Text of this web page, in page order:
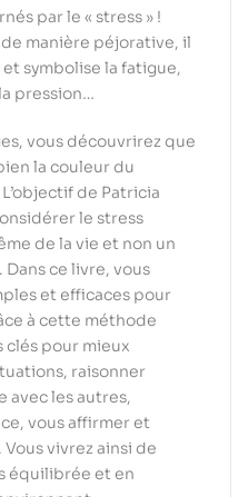
par le « stress » !
manière péjorative, il
et symbolise la fatigue,
pression…
vous découvrirez que
la couleur du
de Patricia
le stress
de la vie et non un
ce livre, vous
et efficaces pour
à cette méthode
clés pour mieux
raisonner
avec les autres,
vous affirmer et
vivrez ainsi de
équilibrée et en